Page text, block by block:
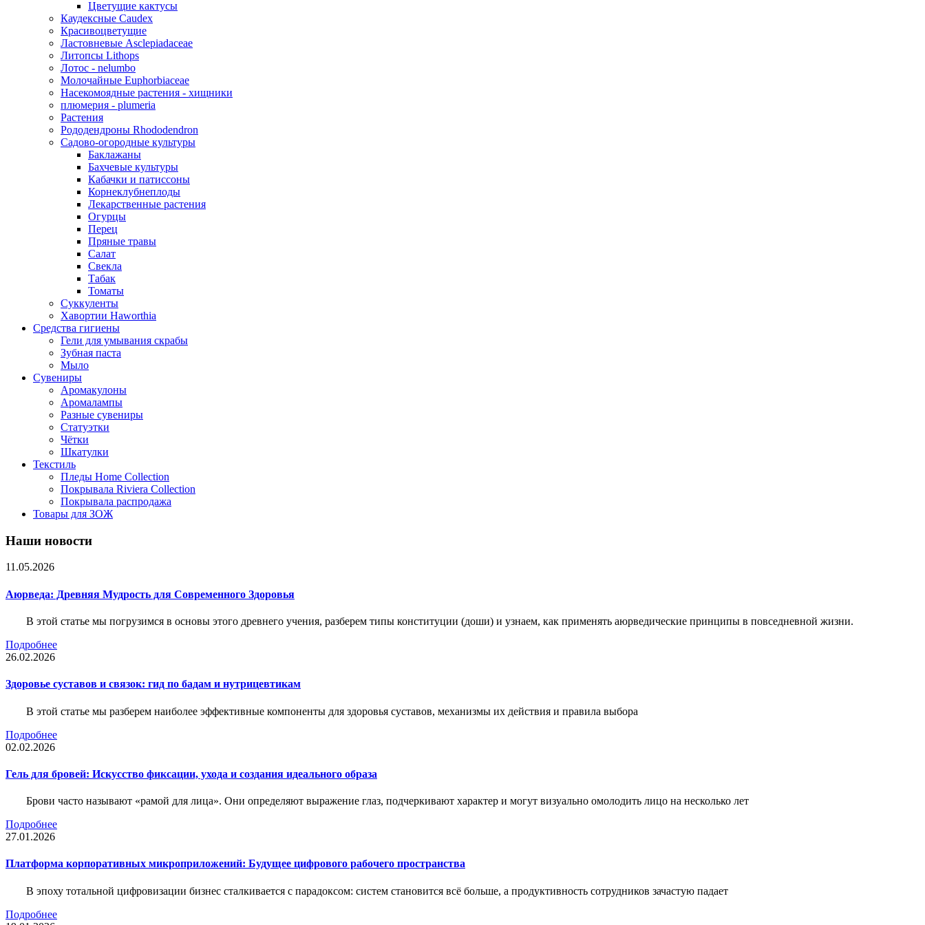
Цветущие кактусы
Каудексные Caudex
Красивоцветущие
Ластовневые Asclepiadaceae
Литопсы Lithops
Лотос - nelumbo
Молочайные Euphorbiaceae
Насекомоядные растения - хищники
плюмерия - plumeria
Растения
Рододендроны Rhododendron
Садово-огородные культуры
Баклажаны
Бахчевые культуры
Кабачки и патиссоны
Корнеклубнеплоды
Лекарственные растения
Огурцы
Перец
Пряные травы
Салат
Свекла
Табак
Томаты
Суккуленты
Хавортии Haworthia
Средства гигиены
Гели для умывания скрабы
Зубная паста
Мыло
Сувениры
Аромакулоны
Аромалампы
Разные сувениры
Статуэтки
Чётки
Шкатулки
Текстиль
Пледы Home Collection
Покрывала Riviera Collection
Покрывала распродажа
Товары для ЗОЖ
Наши новости
11.05.2026
Аюрведа: Древняя Мудрость для Современного Здоровья
В этой статье мы погрузимся в основы этого древнего учения, разберем типы конституции (доши) и узнаем, как применять аюрведические принципы в повседневной жизни.
Подробнее
26.02.2026
Здоровье суставов и связок: гид по бадам и нутрицевтикам
В этой статье мы разберем наиболее эффективные компоненты для здоровья суставов, механизмы их действия и правила выбора
Подробнее
02.02.2026
Гель для бровей: Искусство фиксации, ухода и создания идеального образа
Брови часто называют «рамой для лица». Они определяют выражение глаз, подчеркивают характер и могут визуально омолодить лицо на несколько лет
Подробнее
27.01.2026
Платформа корпоративных микроприложений: Будущее цифрового рабочего пространства
В эпоху тотальной цифровизации бизнес сталкивается с парадоксом: систем становится всё больше, а продуктивность сотрудников зачастую падает
Подробнее